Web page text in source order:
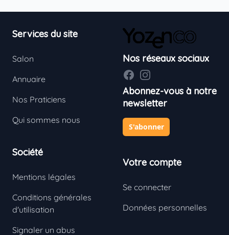
Services du site
Salon
Annuaire
Nos Praticiens
Qui sommes nous
Société
Mentions légales
Conditions générales
d'utilisation
Signaler un abus
Nos réseaux sociaux
FacebookInstagram
Abonnez-vous à notre
newsletter
S'abonner
Votre compte
Se connecter
Données personnelles